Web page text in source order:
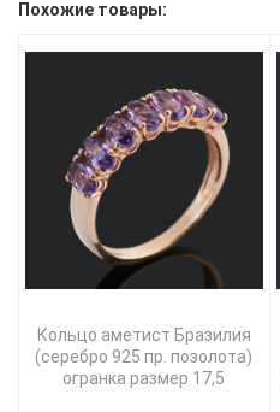
Похожие товары:
Кольцо аметист Бразилия
(серебро 925 пр. позолота)
огранка размер 17,5